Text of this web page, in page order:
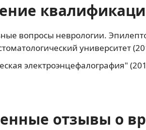
вопросы неврологии.
университет
электроэнцефалография"
отзывы о